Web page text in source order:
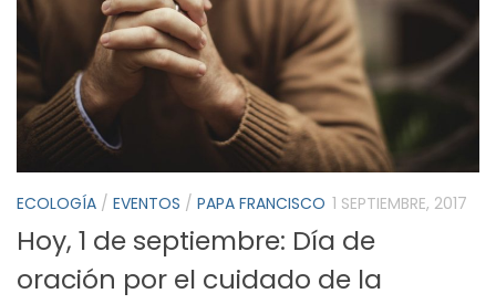
ECOLOGÍA / EVENTOS / PAPA FRANCISCO 1 SEPTIEMBRE, 2017
Hoy, 1 de septiembre: Día de
oración por el cuidado de la